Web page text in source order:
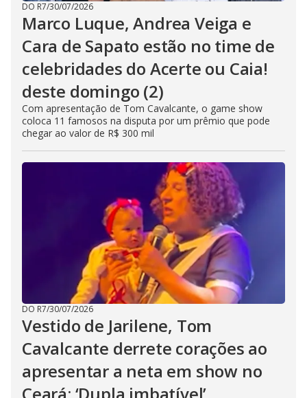
DO R7/30/07/2026
Marco Luque, Andrea Veiga e
Cara de Sapato estão no time de
celebridades do Acerte ou Caia!
deste domingo (2)
Com apresentação de Tom Cavalcante, o game show
coloca 11 famosos na disputa por um prêmio que pode
chegar ao valor de R$ 300 mil
DO R7/30/07/2026
Vestido de Jarilene, Tom
Cavalcante derrete corações ao
apresentar a neta em show no